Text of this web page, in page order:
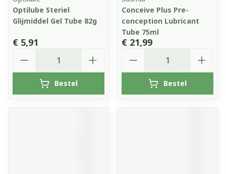
Optilube Steriel
Glijmiddel Gel Tube 82g
€ 5,91
Bestel
Conceive Plus Pre-
conception Lubricant
Tube 75ml
€ 21,99
Bestel